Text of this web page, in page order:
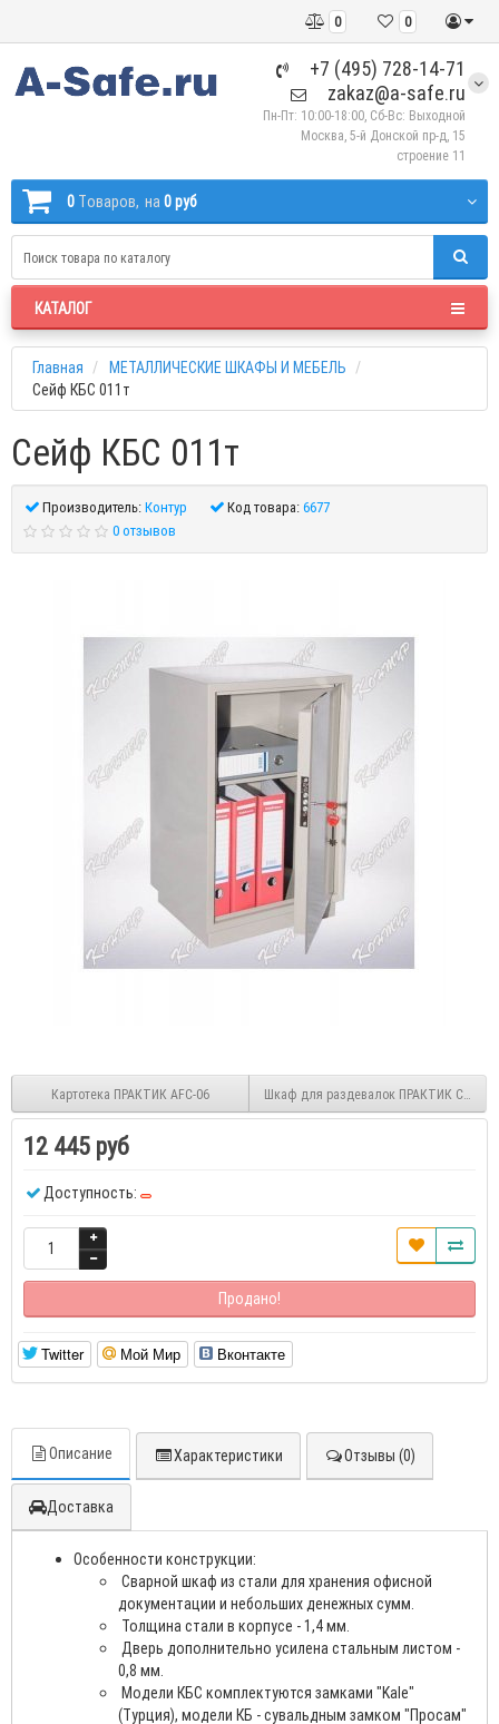
0
0
+7 (495) 728-14-71
zakaz@a-safe.ru
Пн-Пт: 10:00-18:00, Сб-Вс: Выходной
Москва, 5-й Донской пр-д, 15
строение 11
0 Tоваров, на 0 руб
КАТАЛОГ
Главная
МЕТАЛЛИЧЕСКИЕ ШКАФЫ И МЕБЕЛЬ
Сейф КБС 011т
Сейф КБС 011т
Производитель:Контур Код товара:6677
0 отзывов
Картотека ПРАКТИК AFC-06 Шкаф для раздевалок ПРАКТИК
12 445 руб
Доступность:
Продано!
Twitter Мой Мир Вконтакте
Описание Характеристики Отзывы (0)
Доставка
Особенности конструкции:
Сварной шкаф из стали для хранения офисной
документации и небольших денежных сумм.
Толщина стали в корпусе - 1,4 мм.
Дверь дополнительно усилена стальным листом -
0,8 мм.
Модели КБС комплектуются замками "Kale"
(Турция), модели КБ - сувальдным замком "Просам"